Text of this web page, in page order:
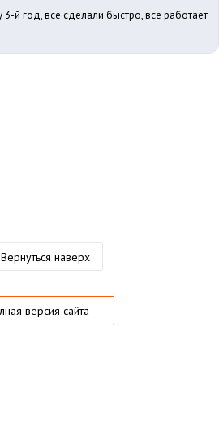
й год, все сделали быстро, все работает
Вернуться наверх
версия сайта